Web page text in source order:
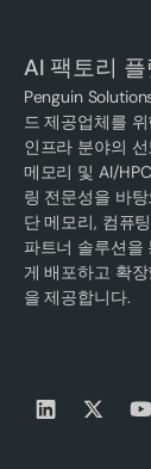
AI 팩토리
Penguin
드 제공업체를
인프라 분야의
메모리 및 AI/
링 전문성을 바
단 메모리, 컴퓨
파트너 솔루션을
게 배포하고 확
을 제공합니다.